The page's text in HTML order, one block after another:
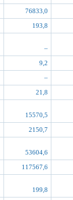
76833,0
193,8
–
9,2
–
21,8
15570,5
2150,7
53604,6
117567,6
199,8